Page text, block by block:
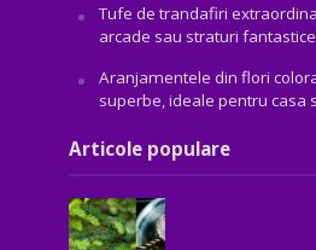
Tufe de trandafiri
arcade sau straturi fantastice
Aranjamentele din flori
superbe, ideale pentru casa
Articole populare